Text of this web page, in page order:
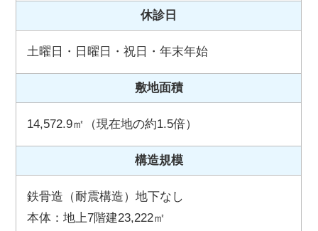
休診日
土曜日・日曜日・祝日・年末年始
敷地面積
14,572.9㎡（現在地の約1.5倍）
構造規模
鉄骨造（耐震構造）地下なし
本体：地上7階建23,222㎡